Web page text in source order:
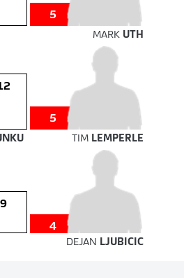
5
MARK UTH
5
TIM LEMPERLE
9
4
DEJAN LJUBICIC